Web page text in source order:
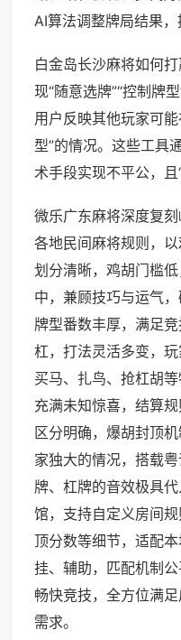
AI算法调整牌局结果，
白金岛长沙麻将如何
现“随意选牌”“控制牌
用户反映其他玩家可
型”的情况。这些工具
术手段实现不平公，且
微乐广东麻将深度复
各地民间麻将规则，
划分清晰，鸡胡门槛
中，兼顾技巧与运气
牌型番数丰厚，满足
杠，打法灵活多变，玩
买马、扎鸟、抢杠胡
充满未知惊喜，结算
区分明确，爆胡封顶
家独大的情况，搭载
牌、杠牌的音效极具
馆，支持自定义房间
顶分数等细节，适配
挂、辅助，匹配机制
畅快竞技，全方位满
需求。